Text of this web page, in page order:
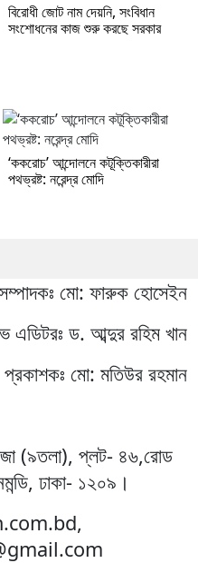
বিরোধী জোট নাম দেয়নি, সংবিধান
সংশোধনের কাজ শুরু করছে সরকার
‘ককরোচ’ আন্দোলনে কটূক্তিকারীরা
পথভ্রষ্ট: নরেন্দ্র মোদি
মো: ফারুক হোসেইন
এডিটরঃ ড. আব্দুর রহিম খান
প্রকাশকঃ মো: মতিউর রহমান
(৯তলা), প্লট- ৪৬,রোড
ঢাকা- ১২০৯।